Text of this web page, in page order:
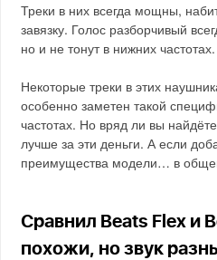
Треки в них всегда мощны,
завязку. Голос разборчивый
но и не тонут в нижних частотах.
Некоторые треки в этих
особенно заметен такой
частотах. Но вряд ли вы
лучше за эти деньги. А если
преимущества модели… в
Сравнил Beats Flex и
похожи, но звук